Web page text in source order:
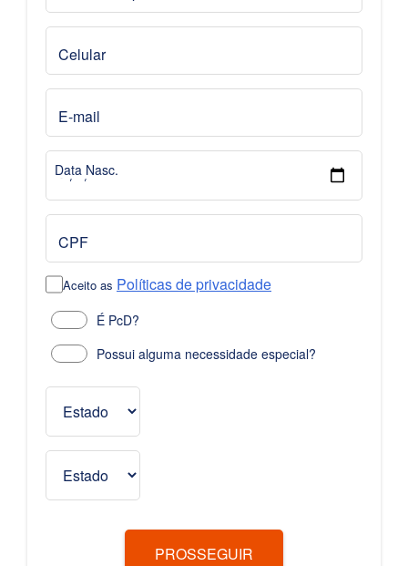
Celular
E-mail
Data Nasc.
CPF
Aceito as Políticas de privacidade
É PcD?
Possui alguma necessidade especial?
PROSSEGUIR